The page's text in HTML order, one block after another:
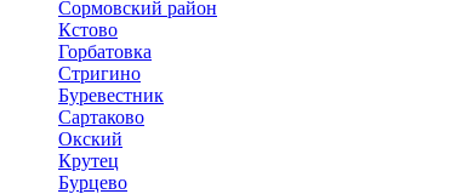
Сормовский район
Кстово
Горбатовка
Стригино
Буревестник
Сартаково
Окский
Крутец
Бурцево